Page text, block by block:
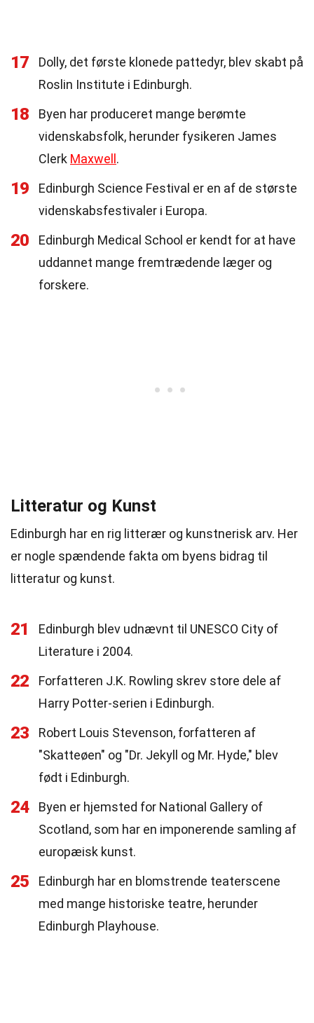
17
Dolly, det første klonede pattedyr, blev skabt på
Roslin Institute i Edinburgh.
18
Byen har produceret mange berømte
videnskabsfolk, herunder fysikeren James
Clerk Maxwell .
19
Edinburgh Science Festival er en af de største
videnskabsfestivaler i Europa.
20
Edinburgh Medical School er kendt for at have
uddannet mange fremtrædende læger og
forskere.
Litteratur og Kunst
Edinburgh har en rig litterær og kunstnerisk arv. Her
er nogle spændende fakta om byens bidrag til
litteratur og kunst.
21
Edinburgh blev udnævnt til UNESCO City of
Literature i 2004.
22
Forfatteren J.K. Rowling skrev store dele af
Harry Potter-serien i Edinburgh.
23
Robert Louis Stevenson, forfatteren af
"Skatteøen" og "Dr. Jekyll og Mr. Hyde," blev
født i Edinburgh.
24
Byen er hjemsted for National Gallery of
Scotland, som har en imponerende samling af
europæisk kunst.
25
Edinburgh har en blomstrende teaterscene
med mange historiske teatre, herunder
Edinburgh Playhouse.